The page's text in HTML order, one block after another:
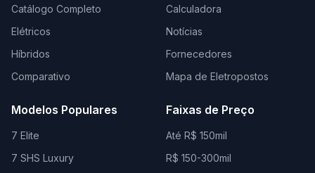
Catálogo Completo
Elétricos
Híbridos
Comparativo
Calculadora
Notícias
Fornecedores
Mapa de Eletropostos
Modelos Populares
7 Elite
7 SHS Luxury
Faixas de Preço
Até R$ 150mil
R$ 150-300mil